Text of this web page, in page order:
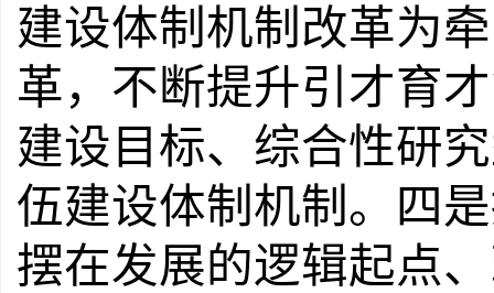
建设体制机制改革为
革，不断提升引才育
建设目标、综合性研
伍建设体制机制。
四
摆在发展的逻辑起点